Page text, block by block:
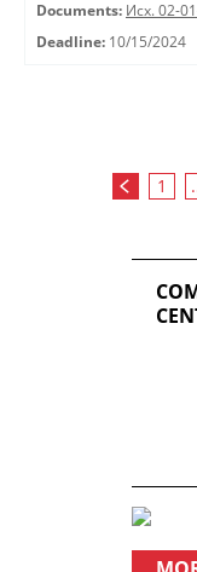
Documents: Исх. 02-
Deadline: 10/15/2024
1